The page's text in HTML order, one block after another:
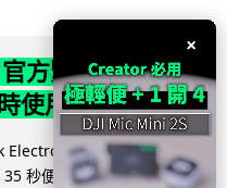
方緊急下架止血
使用
）旗下的路由器
秒便會與中國伺服器連
×